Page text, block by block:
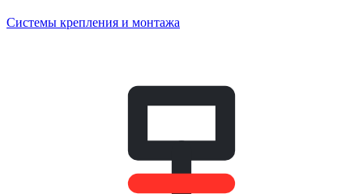
Системы крепления и монтажа